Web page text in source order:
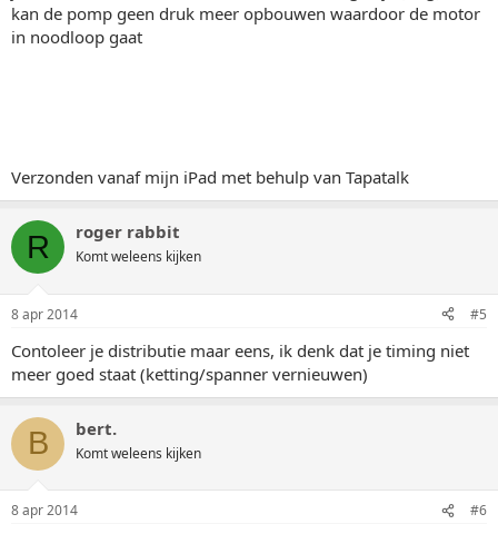
kan de pomp geen druk meer opbouwen waardoor de motor
in noodloop gaat
Verzonden vanaf mijn iPad met behulp van Tapatalk
R roger rabbit
Komt weleens kijken
8 apr 2014 #5
Contoleer je distributie maar eens, ik denk dat je timing niet
meer goed staat (ketting/spanner vernieuwen)
B bert.
Komt weleens kijken
8 apr 2014 #6